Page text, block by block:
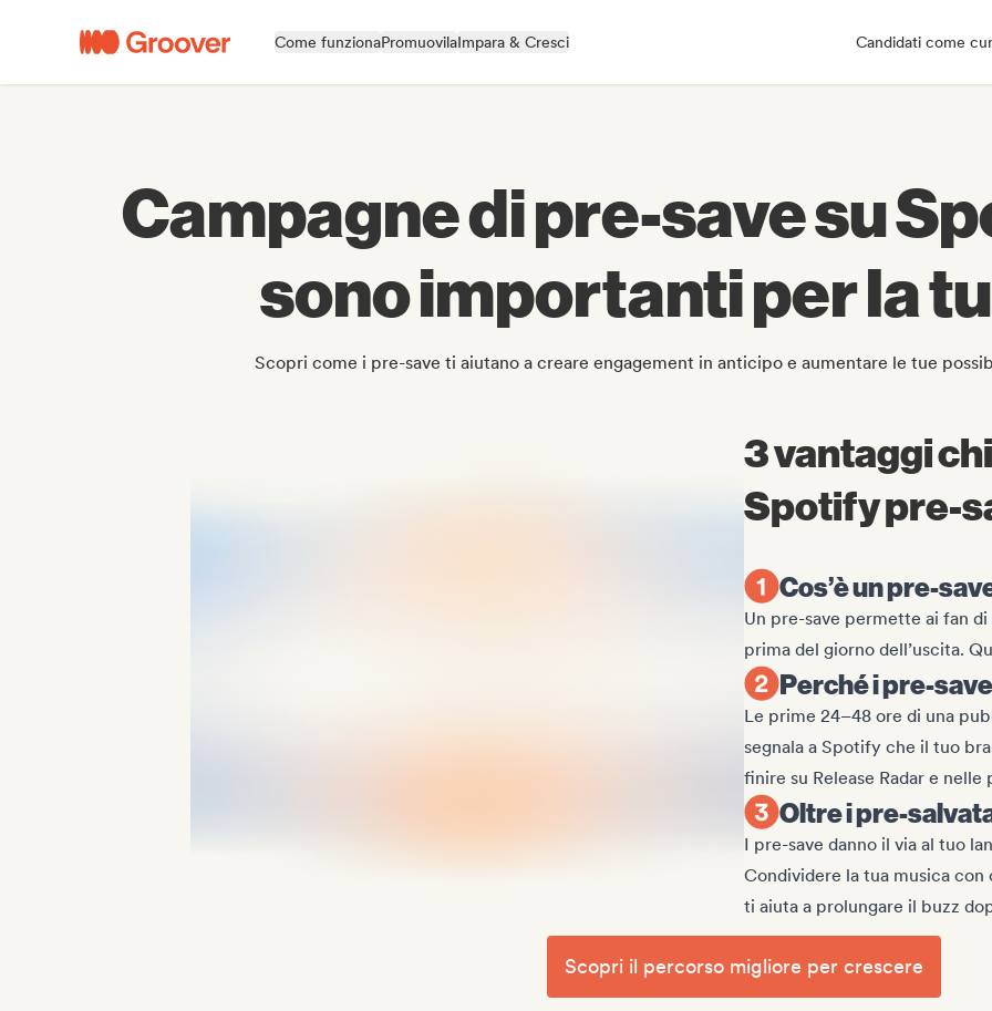
Come funzionaPromuovilaImpara & Cresci Candidati come
Campagne di pre-save su
sono importanti per la
Scopri come i pre-save ti aiutano a creare engagement in anticipo e aumentare le tue
3 vantaggi
Spotify pre-
Cos’è un pre-
Un pre-save permette ai fan
prima del giorno dell’uscita.
Perché i pre-
Le prime 24–48 ore di una
segnala a Spotify che il tuo
finire su Release Radar e
Oltre i pre-
I pre-save danno il via al tuo
Condividere la tua musica
ti aiuta a prolungare il buzz
Scopri il percorso migliore per crescere